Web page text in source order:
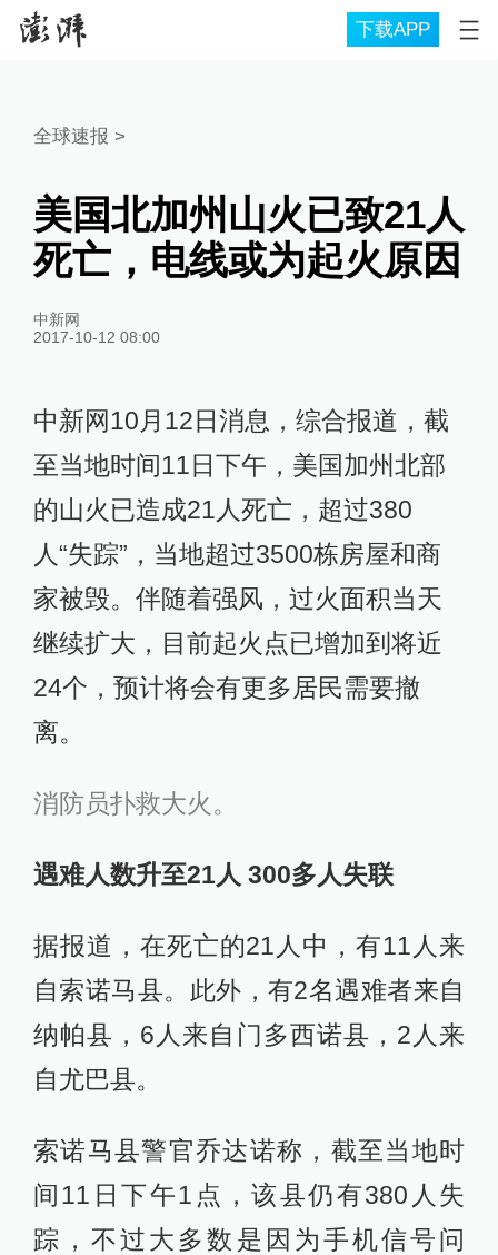
下载APP
全球速报 >
美国北加州山火已致21人
死亡，电线或为起火原因
中新网
2017-10-12 08:00
中新网10月12日消息，综合报道，截
至当地时间11日下午，美国加州北部
的山火已造成21人死亡，超过380
人“失踪”，当地超过3500栋房屋和商
家被毁。伴随着强风，过火面积当天
继续扩大，目前起火点已增加到将近
24个，预计将会有更多居民需要撤
离。
消防员扑救大火。
遇难人数升至21人 300多人失联
据报道，在死亡的21人中，有11人来
自索诺马县。此外，有2名遇难者来自
纳帕县，6人来自门多西诺县，2人来
自尤巴县。
索诺马县警官乔达诺称，截至当地时
间11日下午1点，该县仍有380人失
踪，不过大多数是因为手机信号问